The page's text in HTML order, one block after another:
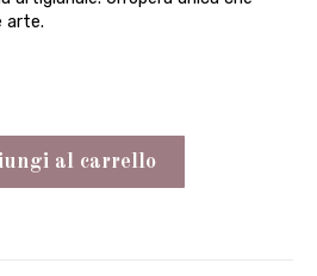
arte.
al carrello